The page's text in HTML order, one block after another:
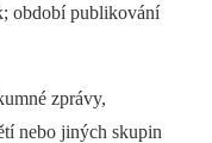
období publikování
zprávy,
nebo jiných skupin